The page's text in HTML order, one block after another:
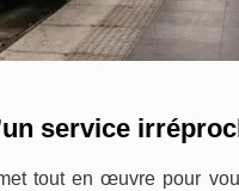
service
tout en œuvre pour